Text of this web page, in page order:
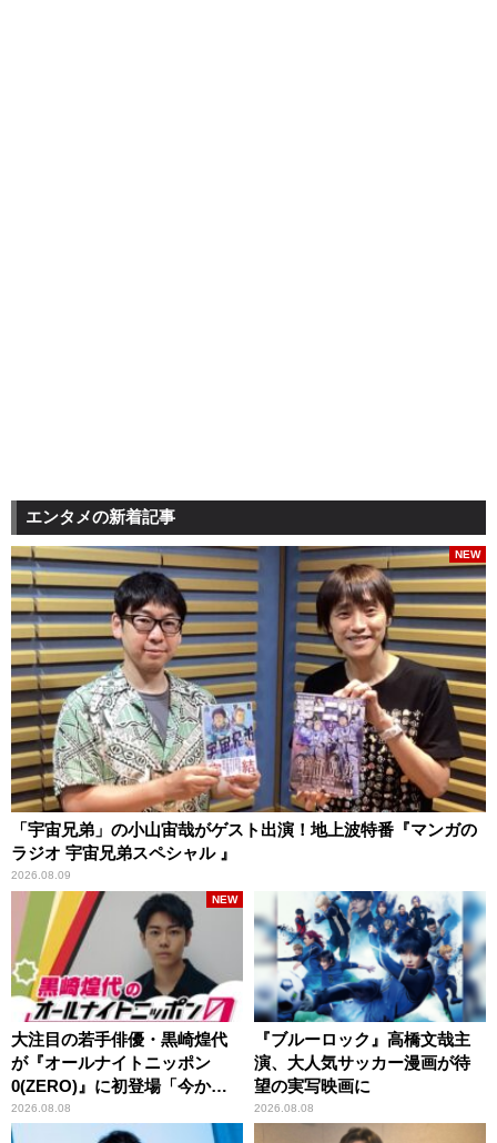
エンタメの新着記事
「宇宙兄弟」の小山宙哉がゲスト出演！地上波特番『マンガの
ラジオ 宇宙兄弟スペシャル 』
2026.08.09
NEW
大注目の若手俳優・黒崎煌代
が『オールナイトニッポン
0(ZERO)』に初登場「今から
とてもワクワクしておりま
す！」
2026.08.08
NEW
『ブルーロック』高橋文哉主
演、大人気サッカー漫画が待
望の実写映画に
2026.08.08